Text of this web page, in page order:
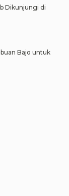
Dikunjungi di
Bajo untuk